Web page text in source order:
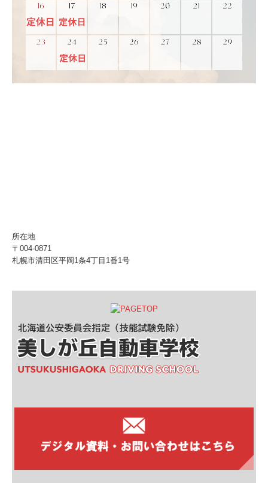
所在地
〒004-0871
札幌市清田区平岡1条4丁目1番1号